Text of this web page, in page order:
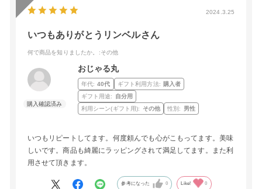
2024.3.25
いつもありがとうリンベルさん
何で商品を知りましたか。 :その他
おじゃる丸
年代: 40代 ギフト利用方法: 購入者
ギフト用途:
自分用
利用シーン(ギフト用):
その他 性別: 男性
いつもリピートしてます。何度頼んでも心がこもってます。美味
しいです。商品も綺麗にラッピングされて満足してます。また利
用させて頂きます。
参考になった 0 Like! 0